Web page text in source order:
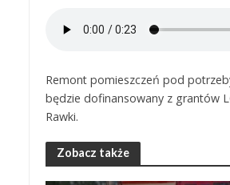
Remont pomieszczeń pod
będzie dofinansowany z grantów
Rawki.
Zobacz także